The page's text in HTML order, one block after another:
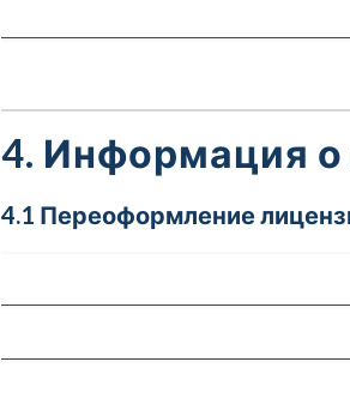
4. Информация
4.1 Переоформление